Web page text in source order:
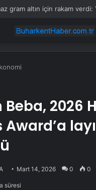
Beba, 2026
Mart 14, 2026 0 0
süresi